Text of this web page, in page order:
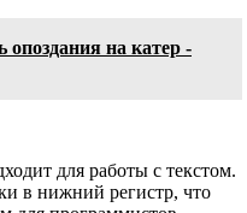
опоздания на катер -
для работы с текстом.
в нижний регистр, что